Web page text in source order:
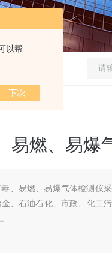
以帮
检测仪
易燃、易爆
、易燃、易爆气体检测仪
、石油石化、市政、化工